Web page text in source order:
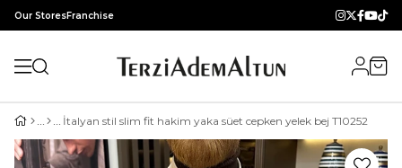
Our StoresFranchise
İtalyan stil slim fit hakim yaka süet cepken yelek bej T10252